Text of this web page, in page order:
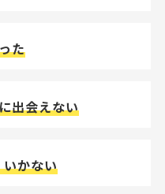
た
出会えない
かない